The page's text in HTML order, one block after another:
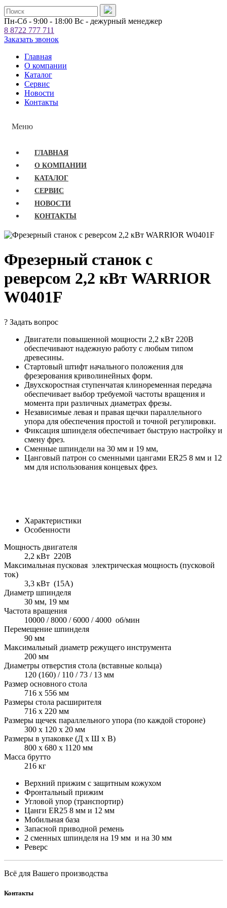
Пн-Сб - 9:00 - 18:00 Вс - дежурный менеджер
8 8722 777 711
Заказать звонок
Главная
О компании
Каталог
Сервис
Новости
Контакты
Meню
ГЛАВНАЯ
О КОМПАНИИ
КАТАЛОГ
СЕРВИС
НОВОСТИ
КОНТАКТЫ
Фрезерный станок с
реверсом 2,2 кВт WARRIOR
W0401F
? Задать вопрос
Двигатели повышенной мощности 2,2 кВт 220В
обеспечивают надежную работу с любым типом
древесины.
Стартовый штифт начального положения для
фрезерования криволинейных форм.
Двухскоростная ступенчатая клиноременная передача
обеспечивает выбор требуемой частоты вращения и
момента при различных диаметрах фрезы.
Независимые левая и правая щечки параллельного
упора для обеспечения простой и точной регулировки.
Фиксация шпинделя обеспечивает быструю настройку и
смену фрез.
Сменные шпиндели на 30 мм и 19 мм,
Цанговый патрон со сменными цангами ER25 8 мм и 12
мм для использования концевых фрез.
Характеристики
Особенности
Мощность двигателя
2,2 кВт 220В
Максимальная пусковая электрическая мощность (пусковой
ток)
3,3 кВт (15А)
Диаметр шпинделя
30 мм, 19 мм
Частота вращения
10000 / 8000 / 6000 / 4000 об/мин
Перемещение шпинделя
90 мм
Максимальный диаметр режущего инструмента
200 мм
Диаметры отверстия стола (вставные кольца)
120 (160) / 110 / 73 / 13 мм
Размер основного стола
716 х 556 мм
Размеры стола расширителя
716 х 220 мм
Размеры щечек параллельного упора (по каждой стороне)
300 х 120 х 20 мм
Размеры в упаковке (Д х Ш х В)
800 х 680 х 1120 мм
Масса брутто
216 кг
Верхний прижим с защитным кожухом
Фронтальный прижим
Угловой упор (транспортир)
Цанги ER25 8 мм и 12 мм
Мобильная база
Запасной приводной ремень
2 сменных шпинделя на 19 мм и на 30 мм
Реверс
Всё для Вашего производства
Контакты